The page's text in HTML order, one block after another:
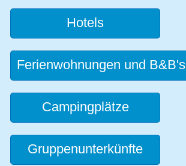
Hotels
Ferienwohnungen und B&B's
Campingplätze
Gruppenunterkünfte